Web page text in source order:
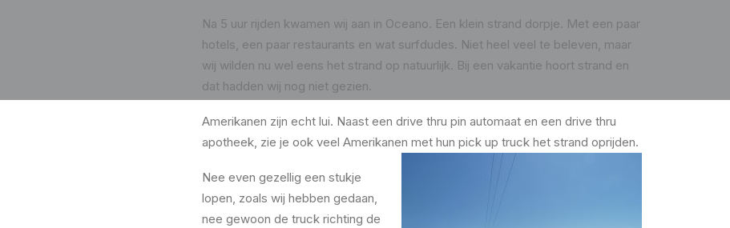
Na 5 uur rijden kwamen wij aan in Oceano. Een klein strand dorpje. Met een paar
hotels, een paar restaurants en wat surfdudes. Niet heel veel te beleven, maar
wij wilden nu wel eens het strand op natuurlijk. Bij een vakantie hoort strand en
dat hadden wij nog niet gezien.
Amerikanen zijn echt lui. Naast een drive thru pin automaat en een drive thru
apotheek, zie je ook veel Amerikanen met hun pick up truck het strand oprijden.
Nee even gezellig een stukje
lopen, zoals wij hebben gedaan,
nee gewoon de truck richting de